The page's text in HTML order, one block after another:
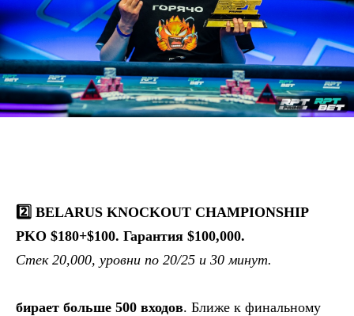
2️⃣ BELARUS KNOCKOUT CHAMPIONSHIP
PKO $180+$100. Гарантия $100,000.
Стек 20,000, уровни по 20/25 и 30 минут.
бирает больше 500 входов. Ближе к финальному